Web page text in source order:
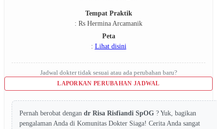
Tempat Praktik
: Rs Hermina Arcamanik
Peta
: Lihat disini
Jadwal dokter tidak sesuai atau ada perubahan baru?
LAPORKAN PERUBAHAN JADWAL
Pernah berobat dengan dr Risa Risfiandi SpOG ? Yuk, bagikan
pengalaman Anda di Komunitas Dokter Siaga! Cerita Anda sangat